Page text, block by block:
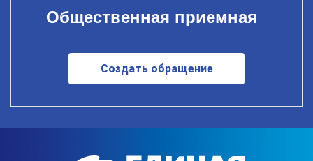
Общественная приемная
Создать обращение